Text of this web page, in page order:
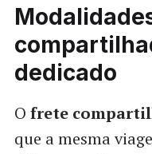
dedicado
O frete
que a mesma